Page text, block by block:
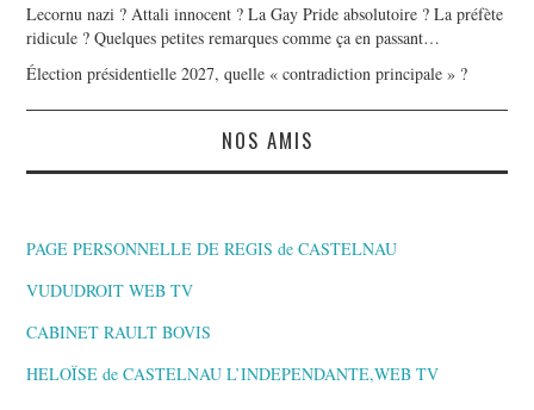
Lecornu nazi ? Attali innocent ? La Gay Pride absolutoire ? La préfète
ridicule ? Quelques petites remarques comme ça en passant…
Élection présidentielle 2027, quelle « contradiction principale » ?
NOS AMIS
PAGE PERSONNELLE DE REGIS de CASTELNAU
VUDUDROIT WEB TV
CABINET RAULT BOVIS
HELOÏSE de CASTELNAU L’INDEPENDANTE,WEB TV